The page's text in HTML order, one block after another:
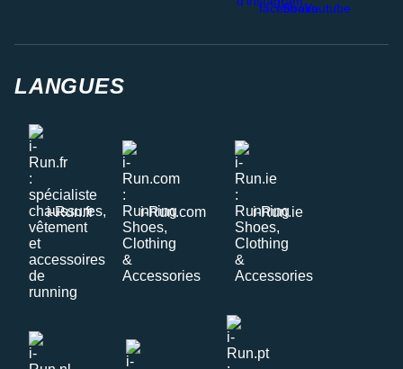
LANGUES
i-Run.fr i-Run.com i-Run.ie